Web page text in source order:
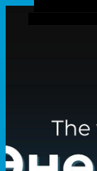
Боковая